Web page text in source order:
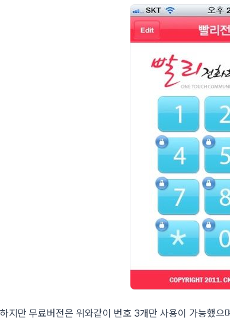
하지만 무료버전은 위와같이 번호 3개만 사용이 가능했